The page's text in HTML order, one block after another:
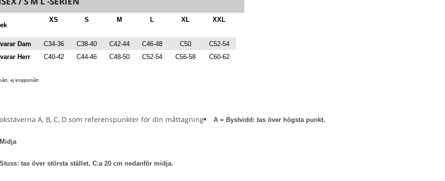
XS S M L XL XXL
Dam C34-36 C38-40 C42-44 C46-48 C50
C52-54
Herr
C40-42 C44-46 C48-50 C52-54 C56-58 C60-62
ej kroppsmått
A = Bystvidd: tas över högsta punkt.
tas över största stället. C:a 20 cm nedanför midja.